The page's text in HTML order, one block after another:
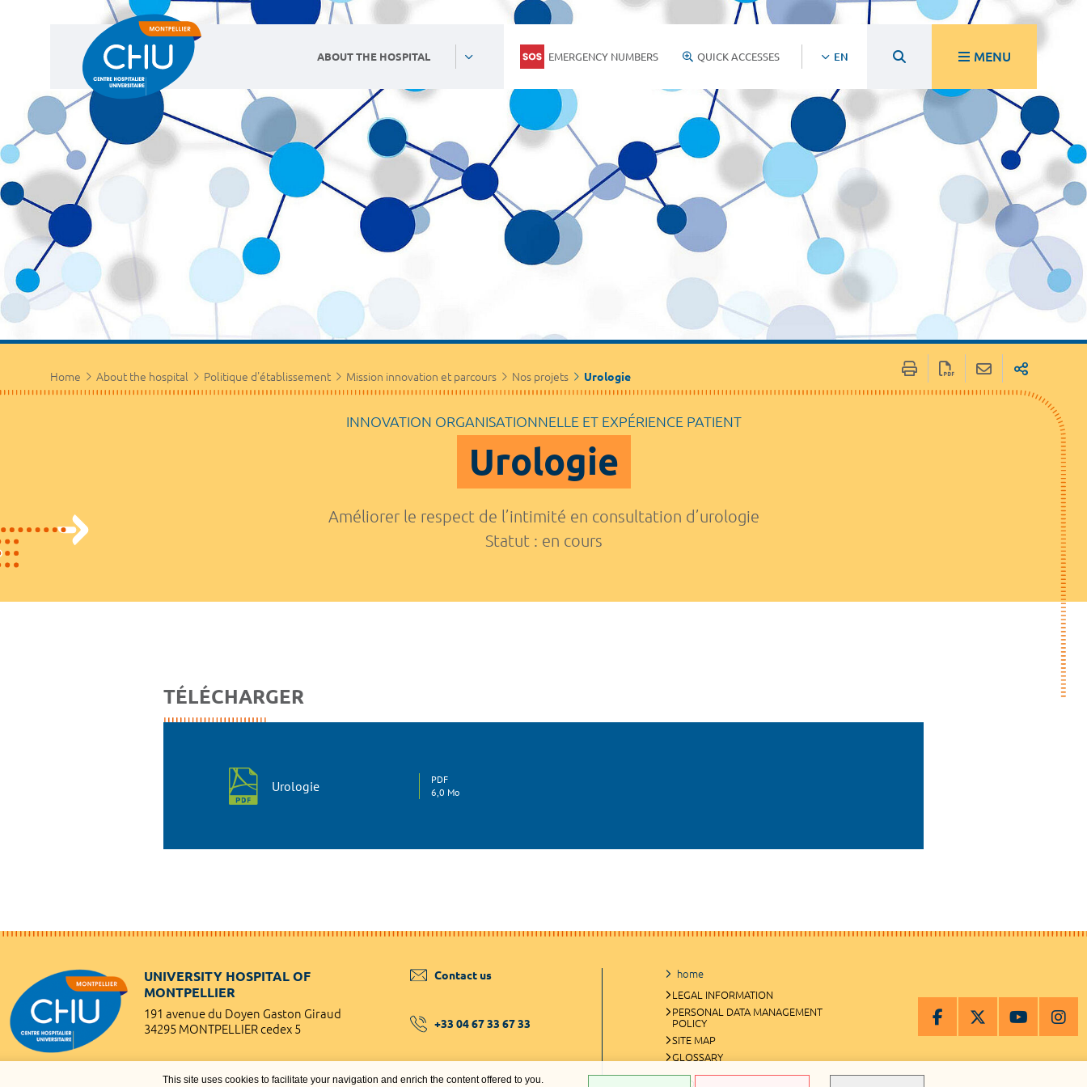
This site uses cookies to facilitate your navigation and enrich the content offered to you.
ABOUT THE HOSPITAL EMERGENCY NUMBERS QUICK ACCESSES EN MENU
Home About the hospital Politique d'établissement Mission innovation et parcours Nos projets Urologie
INNOVATION ORGANISATIONNELLE ET EXPÉRIENCE PATIENT
Urologie
Améliorer le respect de l’intimité en consultation d’urologie
Statut : en cours
TÉLÉCHARGER
Urologie
PDF
6,0 Mo
UNIVERSITY HOSPITAL OF
MONTPELLIER
191 avenue du Doyen Gaston Giraud
34295 MONTPELLIER cedex 5
Contact us
+33 04 67 33 67 33
home
LEGAL INFORMATION
PERSONAL DATA MANAGEMENT
POLICY
SITE MAP
GLOSSARY
COOKIES MANAGEMENT